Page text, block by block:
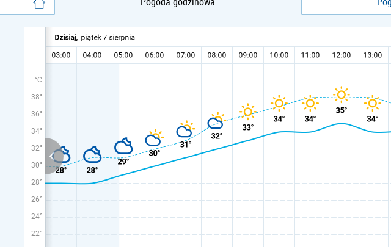
°C
38°
36°
34°
32°
30°
28°
26°
24°
22°